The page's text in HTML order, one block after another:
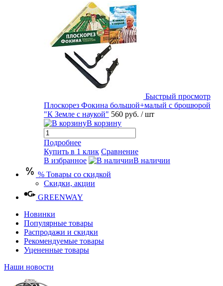
Быстрый просмотр
Плоскорез Фокина большой+малый с брошюрой
"К Земле с наукой" 560 руб. / шт
В корзину
Подробнее
Купить в 1 клик Сравнение
В избранное
В наличии
% Товары со скидкой
Скидки, акции
GREENWAY
Новинки
Популярные товары
Распродажи и скидки
Рекомендуемые товары
Уцененные товары
Наши новости